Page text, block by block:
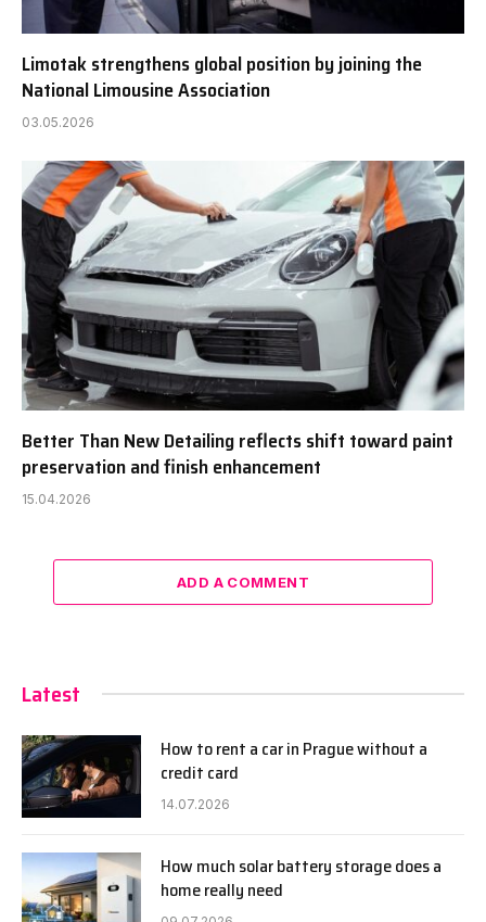
Limotak strengthens global position by joining the
National Limousine Association
03.05.2026
Better Than New Detailing reflects shift toward paint
preservation and finish enhancement
15.04.2026
ADD A COMMENT
Latest
How to rent a car in Prague without a
credit card
14.07.2026
How much solar battery storage does a
home really need